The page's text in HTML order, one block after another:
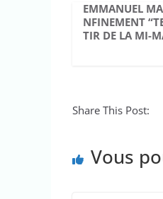
EMMANUEL
NFINEMENT
TIR DE LA MI-
Share This Post:
Vous